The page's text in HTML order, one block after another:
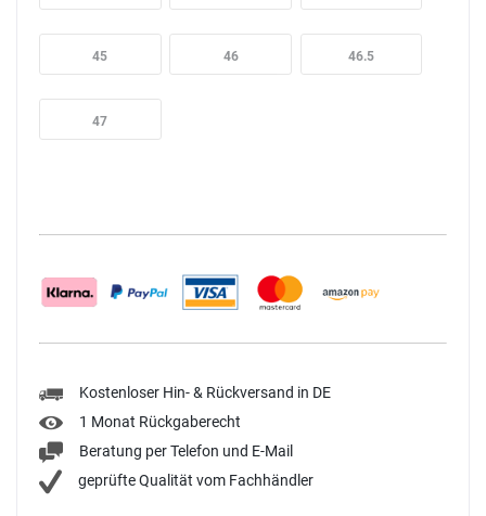
45 46 46.5
47
Kostenloser Hin- & Rückversand in DE
1 Monat Rückgaberecht
Beratung per Telefon und E-Mail
geprüfte Qualität vom Fachhändler